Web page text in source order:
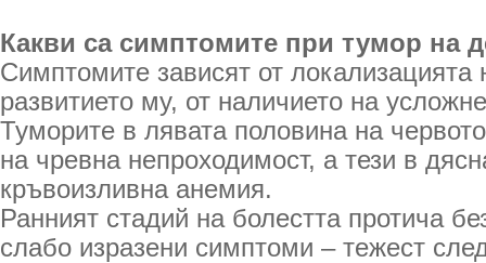
Какви са симптомите при тумор на
Симптомите зависят от локализацията
развитието му, от наличието на
Туморите в лявата половина на
на чревна непроходимост, а тези в
кръвоизливна анемия.
Ранният стадий на болестта протича
слабо изразени симптоми – тежест